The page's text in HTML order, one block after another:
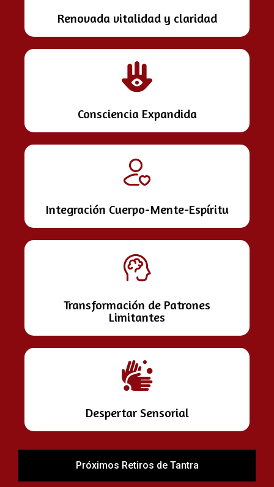
Renovada vitalidad y claridad
Consciencia Expandida
Integración Cuerpo-Mente-Espíritu
Transformación de Patrones
Limitantes
Despertar Sensorial
Próximos Retiros de Tantra